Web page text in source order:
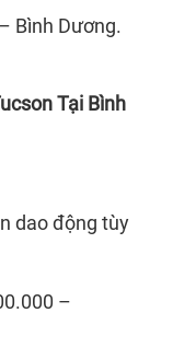
Bình Dương.
Tại Bình
dao động tùy
–